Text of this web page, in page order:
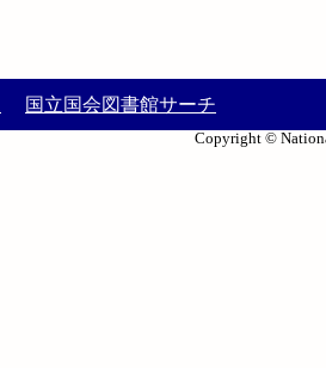
国立国会図書館サーチ
Copyright ©